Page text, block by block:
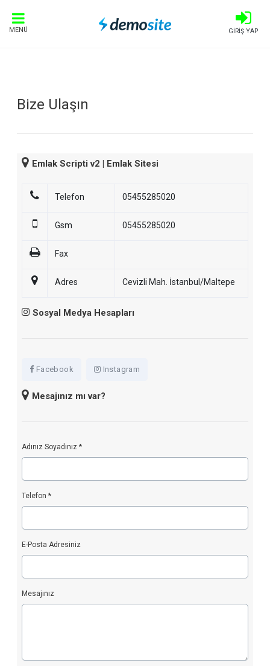
MENÜ GİRİŞ YAP
Bize Ulaşın
Emlak Scripti v2 | Emlak Sitesi
Telefon 05455285020
Gsm 05455285020
Fax
Adres Cevizli Mah. İstanbul/Maltepe
Sosyal Medya Hesapları
Facebook Instagram
Mesajınız mı var?
Adınız Soyadınız *
Telefon *
E-Posta Adresiniz
Mesajınız